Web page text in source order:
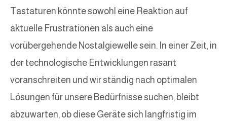
Tastaturen könnte sowohl eine Reaktion auf
aktuelle Frustrationen als auch eine
vorübergehende Nostalgiewelle sein. In einer Zeit, in
der technologische Entwicklungen rasant
voranschreiten und wir ständig nach optimalen
Lösungen für unsere Bedürfnisse suchen, bleibt
abzuwarten, ob diese Geräte sich langfristig im